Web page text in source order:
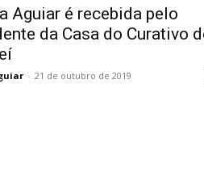
Aguiar é recebida pelo
da Casa do Curativo
- 21 de outubro de 2019